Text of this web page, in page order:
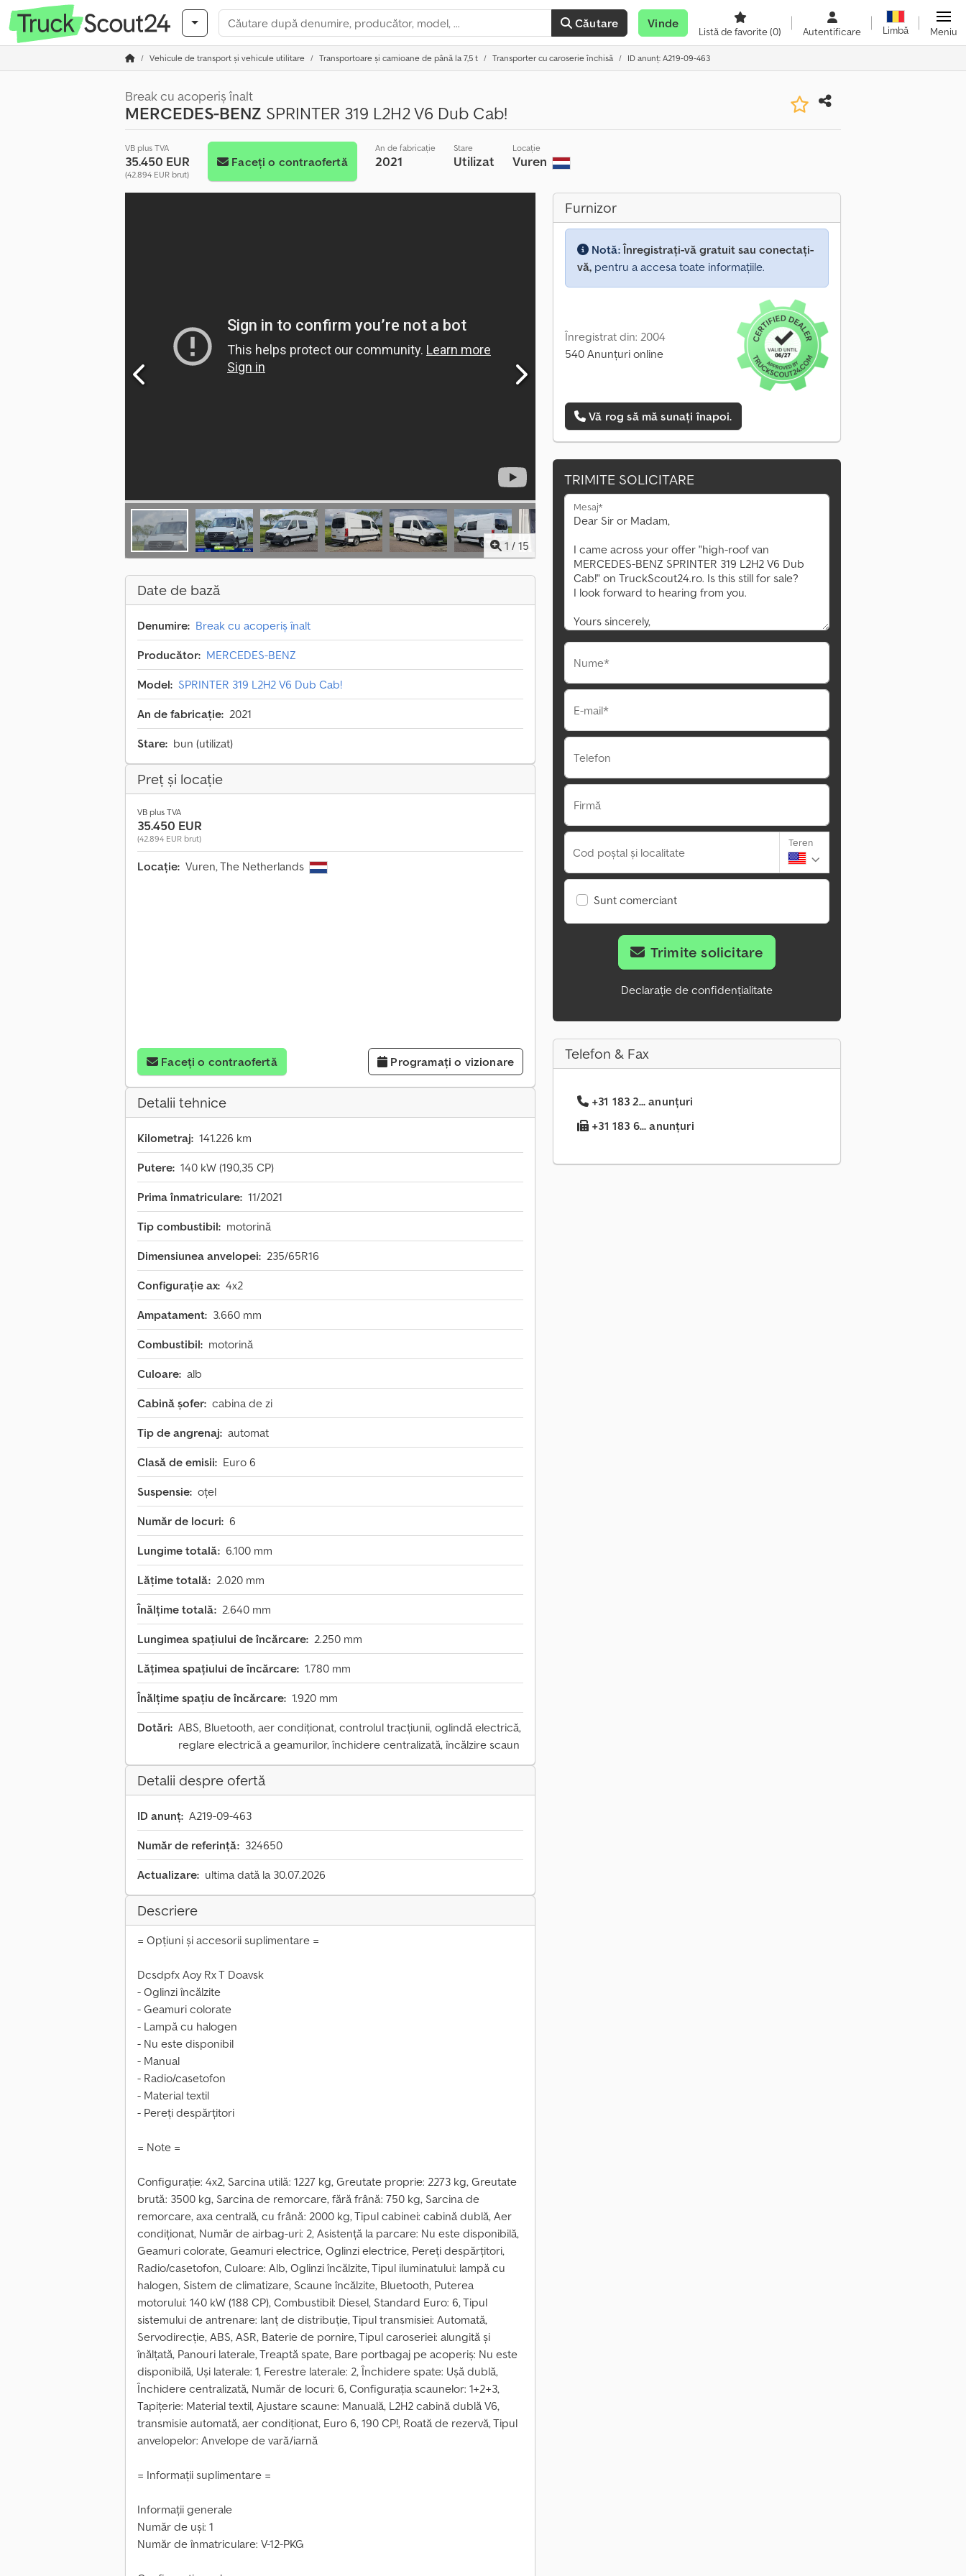
Căutare Vinde
Listă de favorite(0) Autentificare Limbă Meniu
Vehicule de transport şi vehicule utilitare Transportoare și camioane de până la 7,5 t Transporter cu caroserie închisă ID anunț: A219-09-463
Break cu acoperiș înalt
MERCEDES-BENZ SPRINTER 319 L2H2 V6 Dub Cab!
VB plus TVA
35.450 EUR
(42.894 EUR brut)
Faceți o contraofertă
An de fabricație
2021
Stare
Utilizat
Locație
Vuren
1 / 15
Date de bază
Denumire: Break cu acoperiș înalt
Producător: MERCEDES-BENZ
Model: SPRINTER 319 L2H2 V6 Dub Cab!
An de fabricație: 2021
Stare: bun (utilizat)
Preț și locație
VB plus TVA
35.450 EUR
(42.894 EUR brut)
Locație: Vuren, The Netherlands
Faceți o contraofertă Programați o vizionare
Detalii tehnice
Kilometraj: 141.226 km
Putere: 140 kW (190,35 CP)
Prima înmatriculare: 11/2021
Tip combustibil: motorină
Dimensiunea anvelopei: 235/65R16
Configurație ax: 4x2
Ampatament: 3.660 mm
Combustibil: motorină
Culoare: alb
Cabină șofer: cabina de zi
Tip de angrenaj: automat
Clasă de emisii: Euro 6
Suspensie: oțel
Număr de locuri: 6
Lungime totală: 6.100 mm
Lățime totală: 2.020 mm
Înălțime totală: 2.640 mm
Lungimea spațiului de încărcare: 2.250 mm
Lățimea spațiului de încărcare: 1.780 mm
Înălțime spațiu de încărcare: 1.920 mm
Dotări: ABS, Bluetooth, aer condiționat, controlul tracțiunii, oglindă electrică,
reglare electrică a geamurilor, închidere centralizată, încălzire scaun
Detalii despre ofertă
ID anunț: A219-09-463
Număr de referință: 324650
Actualizare: ultima dată la 30.07.2026
Descriere
= Opțiuni și accesorii suplimentare =
Dcsdpfx Aoy Rx T Doavsk
- Oglinzi încălzite
- Geamuri colorate
- Lampă cu halogen
- Nu este disponibil
- Manual
- Radio/casetofon
- Material textil
- Pereți despărțitori
= Note =
Configurație: 4x2, Sarcina utilă: 1227 kg, Greutate proprie: 2273 kg, Greutate
brută: 3500 kg, Sarcina de remorcare, fără frână: 750 kg, Sarcina de
remorcare, axa centrală, cu frână: 2000 kg, Tipul cabinei: cabină dublă, Aer
condiționat, Număr de airbag-uri: 2, Asistență la parcare: Nu este disponibilă,
Geamuri colorate, Geamuri electrice, Oglinzi electrice, Pereți despărțitori,
Radio/casetofon, Culoare: Alb, Oglinzi încălzite, Tipul iluminatului: lampă cu
halogen, Sistem de climatizare, Scaune încălzite, Bluetooth, Puterea
motorului: 140 kW (188 CP), Combustibil: Diesel, Standard Euro: 6, Tipul
sistemului de antrenare: lanț de distribuție, Tipul transmisiei: Automată,
Servodirecție, ABS, ASR, Baterie de pornire, Tipul caroseriei: alungită și
înălțată, Panouri laterale, Treaptă spate, Bare portbagaj pe acoperiș: Nu este
disponibilă, Uși laterale: 1, Ferestre laterale: 2, Închidere spate: Ușă dublă,
Închidere centralizată, Număr de locuri: 6, Configurația scaunelor: 1+2+3,
Tapițerie: Material textil, Ajustare scaune: Manuală, L2H2 cabină dublă V6,
transmisie automată, aer condiționat, Euro 6, 190 CP!, Roată de rezervă, Tipul
anvelopelor: Anvelope de vară/iarnă
= Informații suplimentare =
Informații generale
Număr de uși: 1
Număr de înmatriculare: V-12-PKG
Furnizor
Notă:Înregistrați-vă gratuit sau conectați-
vă, pentru a accesa toate informațiile.
Înregistrat din: 2004
540 Anunțuri online
Vă rog să mă sunați înapoi.
TRIMITE SOLICITARE
Mesaj*
Nume*
E-mail*
Telefon
Firmă
Cod poștal și localitate
Teren
Sunt comerciant
Trimite solicitare
Declarație de confidențialitate
Telefon & Fax
+31 183 2... anunțuri
+31 183 6... anunțuri